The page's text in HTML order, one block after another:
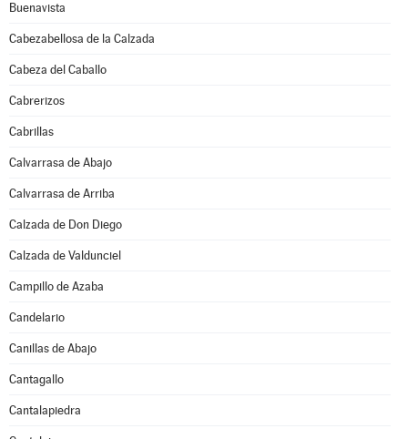
Buenavista
Cabezabellosa de la Calzada
Cabeza del Caballo
Cabrerizos
Cabrillas
Calvarrasa de Abajo
Calvarrasa de Arriba
Calzada de Don Diego
Calzada de Valdunciel
Campillo de Azaba
Candelario
Canillas de Abajo
Cantagallo
Cantalapiedra